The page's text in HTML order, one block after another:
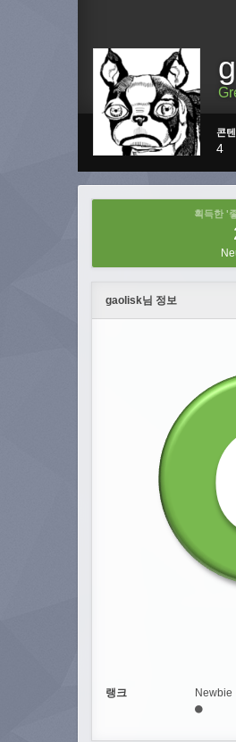
콘
4
획득한 '
gaolisk님 정보
랭크 Newbie